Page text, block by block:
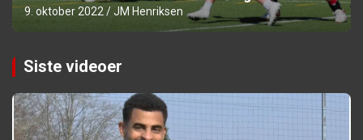
9. oktober 2022 JM Henriksen
Siste videoer